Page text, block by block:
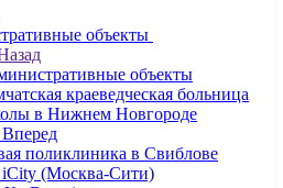
объекты
объекты
краеведческая больница
в Нижнем Новгороде
поликлиника в Свиблове
(Москва-Сити)